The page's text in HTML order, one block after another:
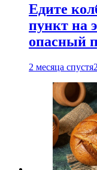
Едите
пункт на
опасный
2 месяца спустя